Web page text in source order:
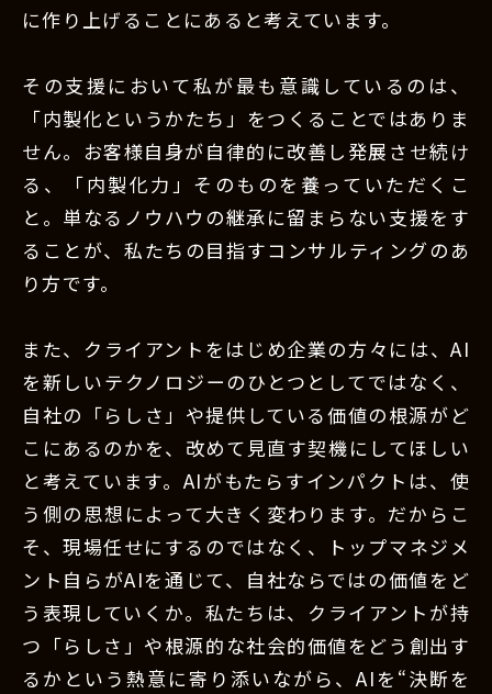
に作り上げることにあると考えています。
その支援において私が最も意識しているのは、
「内製化というかたち」をつくることではありま
せん。お客様自身が自律的に改善し発展させ続け
る、「内製化力」そのものを養っていただくこ
と。単なるノウハウの継承に留まらない支援をす
ることが、私たちの目指すコンサルティングのあ
り方です。
また、クライアントをはじめ企業の方々には、AI
を新しいテクノロジーのひとつとしてではなく、
自社の「らしさ」や提供している価値の根源がど
こにあるのかを、改めて見直す契機にしてほしい
と考えています。AIがもたらすインパクトは、使
う側の思想によって大きく変わります。だからこ
そ、現場任せにするのではなく、トップマネジメ
ント自らがAIを通じて、自社ならではの価値をど
う表現していくか。私たちは、クライアントが持
つ「らしさ」や根源的な社会的価値をどう創出す
るかという熱意に寄り添いながら、AIを“決断を